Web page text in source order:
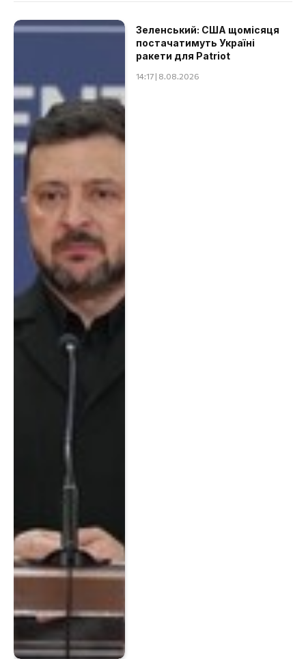
Зеленський: США щомісяця
постачатимуть Україні
ракети для Patriot
14:17 | 8.08.2026